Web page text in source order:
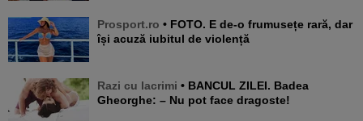
Prosport.ro • FOTO. E de-o frumusețe rară, dar
își acuză iubitul de violență
Razi cu lacrimi • BANCUL ZILEI. Badea
Gheorghe: – Nu pot face dragoste!